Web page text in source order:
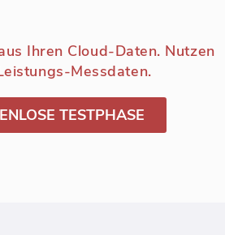
Ihren Cloud-Daten. Nutzen
Messdaten.
TESTPHASE